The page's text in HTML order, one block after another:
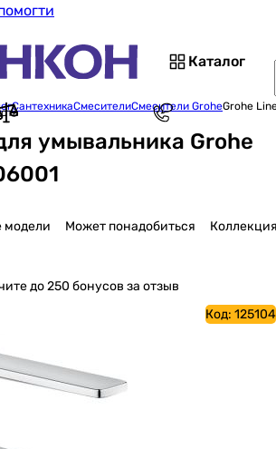
Каталог
СантехникаСмесителиСмесители GroheGrohe
умывальника Grohe
модели Может понадобиться
до 250 бонусов за отзыв
Код: 125104